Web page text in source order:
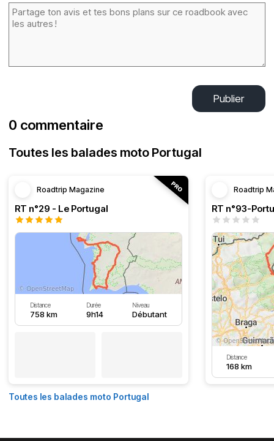
Publier
0 commentaire
Toutes les balades moto Portugal
Roadtrip Magazine
RT n°29 - Le Portugal
Distance
758 km
Durée
9h14
Niveau
Débutant
Roadtrip
RT n°93-
Distance
168 km
Toutes les balades moto Portugal